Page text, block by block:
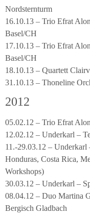
Nordsternturm
16.10.13 – Trio Efrat
Basel/CH
17.10.13 – Trio Efrat
Basel/CH
18.10.13 – Quartett
31.10.13 – Thoneline
2012
05.02.12 – Trio Efrat
12.02.12 – Underkarl –
11.-29.03.12 –
Honduras, Costa Rica,
Workshops)
30.03.12 – Underkarl –
08.04.12 – Duo Martina
Bergisch Gladbach